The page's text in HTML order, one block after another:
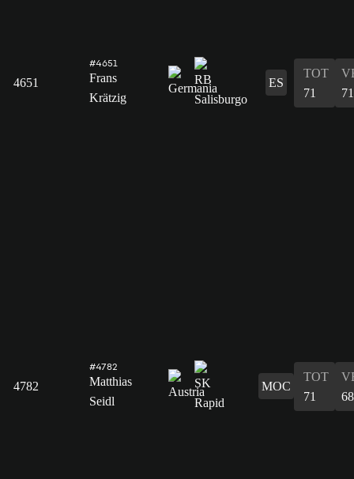
4651
#4651
Frans
Krätzig
ES
TOT
71
71
4782
#4782
Matthias
Seidl
MOC
TOT
71
68